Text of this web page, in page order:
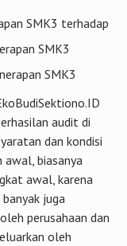
SMK3 terhadap
SMK3
SMK3
audit di
dan kondisi
awal, biasanya
awal, karena
juga
perusahaan dan
oleh